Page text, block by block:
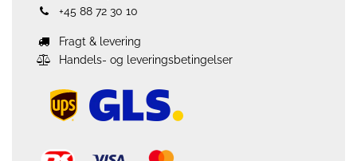
+45 88 72 30 10
Fragt & levering
Handels- og leveringsbetingelser
ups
logo